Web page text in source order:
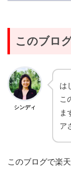
このブロ
シンディ
は
こ
ま
ア
このブログで楽